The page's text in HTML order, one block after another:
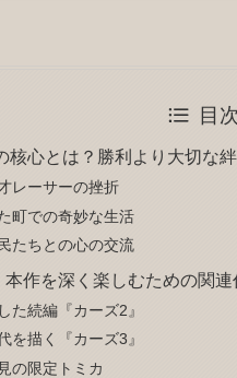
目次
核心とは？勝利より大切な
レーサーの挫折
町での奇妙な生活
たちとの心の交流
本作を深く楽しむための関
た続編『カーズ2』
を描く『カーズ3』
の限定トミカ